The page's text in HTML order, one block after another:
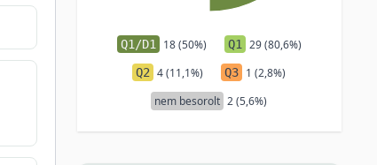
Q1/D1 18 (50%) Q1 29 (80,6%)
Q2 4 (11,1%) Q3 1 (2,8%)
nem besorolt 2 (5,6%)